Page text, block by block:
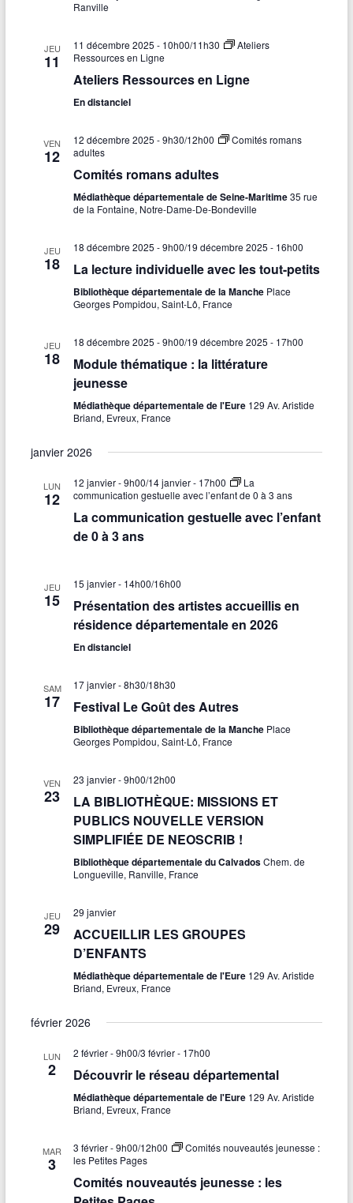
Ranville
JEU
11
11 décembre 2025 - 10h00/11h30
Ateliers
Ressources en Ligne
Ateliers Ressources en Ligne
En distanciel
VEN
12
12 décembre 2025 - 9h30/12h00
Comités romans
adultes
Comités romans adultes
Médiathèque départementale de Seine-Maritime35 rue
de la Fontaine, Notre-Dame-De-Bondeville
JEU
18
18 décembre 2025 - 9h00/19 décembre 2025 - 16h00
La lecture individuelle avec les tout-petits
Bibliothèque départementale de la Manche Place
Georges Pompidou, Saint-Lô, France
JEU
18
18 décembre 2025 - 9h00/19 décembre 2025 - 17h00
Module thématique : la littérature
jeunesse
Médiathèque départementale de l'Eure 129 Av. Aristide
Briand, Evreux, France
janvier 2026
LUN
12
12 janvier - 9h00/14 janvier - 17h00
La
communication gestuelle avec l’enfant de 0 à 3 ans
La communication gestuelle avec l’enfant
de 0 à 3 ans
JEU
15
15 janvier - 14h00/16h00
Présentation des artistes accueillis en
résidence départementale en 2026
En distanciel
SAM
17
17 janvier - 8h30/18h30
Festival Le Goût des Autres
Bibliothèque départementale de la Manche Place
Georges Pompidou, Saint-Lô, France
VEN
23
23 janvier - 9h00/12h00
LA BIBLIOTHÈQUE: MISSIONS ET
PUBLICS NOUVELLE VERSION
SIMPLIFIÉE DE NEOSCRIB !
Bibliothèque départementale du CalvadosChem. de
Longueville, Ranville, France
JEU
29
29 janvier
ACCUEILLIR LES GROUPES
D’ENFANTS
Médiathèque départementale de l'Eure 129 Av. Aristide
Briand, Evreux, France
février 2026
LUN
2
2 février - 9h00/3 février - 17h00
Découvrir le réseau départemental
Médiathèque départementale de l'Eure 129 Av. Aristide
Briand, Evreux, France
MAR
3
3 février - 9h00/12h00
Comités nouveautés jeunesse :
les Petites Pages
Comités nouveautés jeunesse : les